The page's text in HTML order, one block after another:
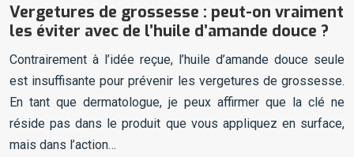
Vergetures de grossesse : peut-on vraiment
les éviter avec de l’huile d’amande douce ?
Contrairement à l’idée reçue, l’huile d’amande douce seule
est insuffisante pour prévenir les vergetures de grossesse.
En tant que dermatologue, je peux affirmer que la clé ne
réside pas dans le produit que vous appliquez en surface,
mais dans l’action…